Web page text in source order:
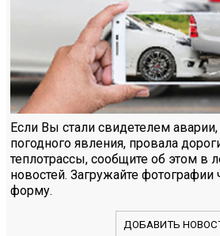
Если Вы стали свидетелем
погодного явления, провала
теплотрассы, сообщите об этом в
новостей. Загружайте
форму.
ДОБАВИТЬ